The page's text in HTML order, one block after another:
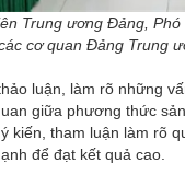
Trung ương Đảng,
cơ quan Đảng Trung
luận, làm rõ những
giữa phương thức
kiến, tham luận làm rõ
để đạt kết quả cao.